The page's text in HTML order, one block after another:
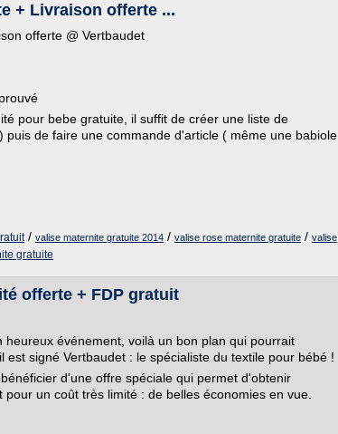
+ Livraison offerte ...
offerte @ Vertbaudet
pour bebe gratuite, il suffit de créer une liste de
puis de faire une commande d'article ( même une babiole
/ valise maternite gratuite 2014 / valise rose maternite gratuite / valise
gratuite
offerte + FDP gratuit
événement, voilà un bon plan qui pourrait
signé Vertbaudet : le spécialiste du textile pour bébé !
d'une offre spéciale qui permet d'obtenir
un coût très limité : de belles économies en vue.